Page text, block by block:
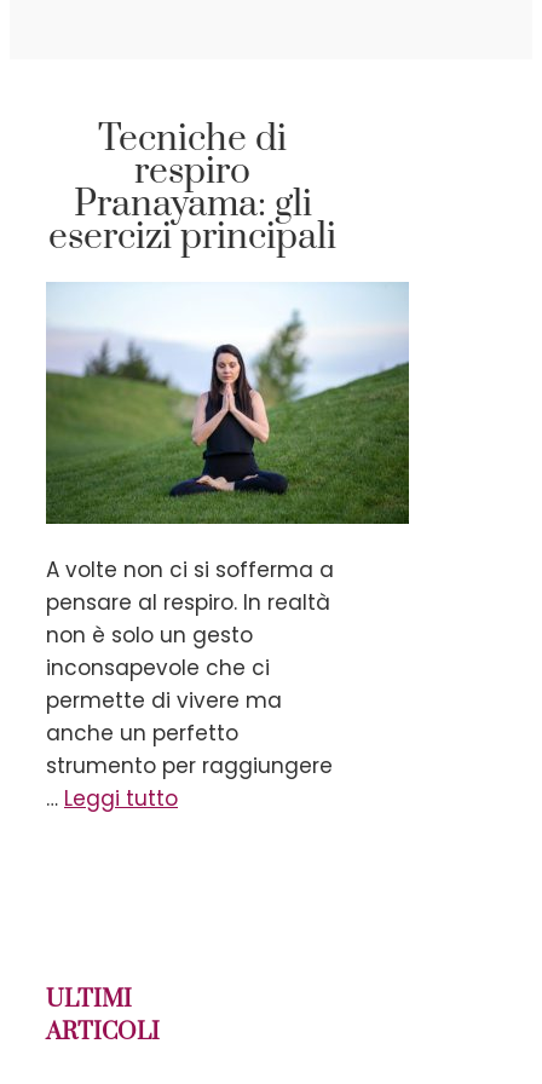
Tecniche di
respiro
Pranayama: gli
esercizi principali
A volte non ci si sofferma a
pensare al respiro. In realtà
non è solo un gesto
inconsapevole che ci
permette di vivere ma
anche un perfetto
strumento per raggiungere
… Leggi tutto
ULTIMI
ARTICOLI